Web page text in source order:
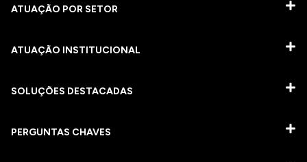
ATUAÇÃO POR SETOR
ATUAÇÃO INSTITUCIONAL
SOLUÇÕES DESTACADAS
PERGUNTAS CHAVES​